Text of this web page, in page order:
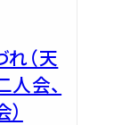
（天
会、